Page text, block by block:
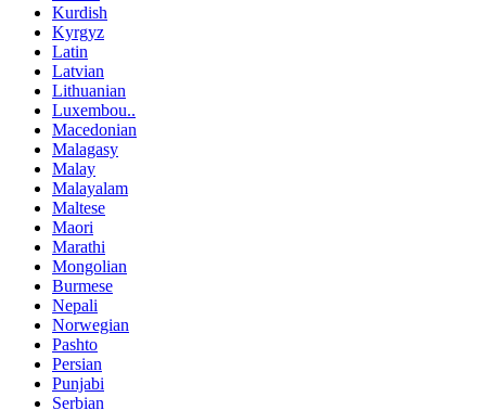
Kurdish
Kyrgyz
Latin
Latvian
Lithuanian
Luxembou..
Macedonian
Malagasy
Malay
Malayalam
Maltese
Maori
Marathi
Mongolian
Burmese
Nepali
Norwegian
Pashto
Persian
Punjabi
Serbian